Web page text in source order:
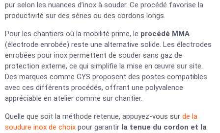
pur selon les nuances d’inox à souder. Ce procédé favorise la
productivité sur des séries ou des cordons longs.
Pour les chantiers où la mobilité prime, le procédé MMA
(électrode enrobée) reste une alternative solide. Les électrodes
enrobées pour inox permettent de souder sans gaz de
protection externe, ce qui simplifie la mise en œuvre sur site.
Des marques comme GYS proposent des postes compatibles
avec ces différents procédés, offrant une polyvalence
appréciable en atelier comme sur chantier.
Quelle que soit la méthode retenue, appuyez-vous sur de la
soudure inox de choix pour garantir la tenue du cordon et la